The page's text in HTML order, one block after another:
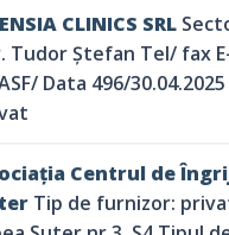
CLINICS SRL
Tudor Ştefan Tel/ fax
Data 496/
Centrul de
Tip de furnizor: